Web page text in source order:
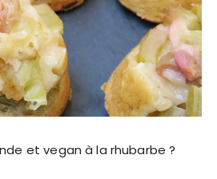
et vegan à la rhubarbe ?